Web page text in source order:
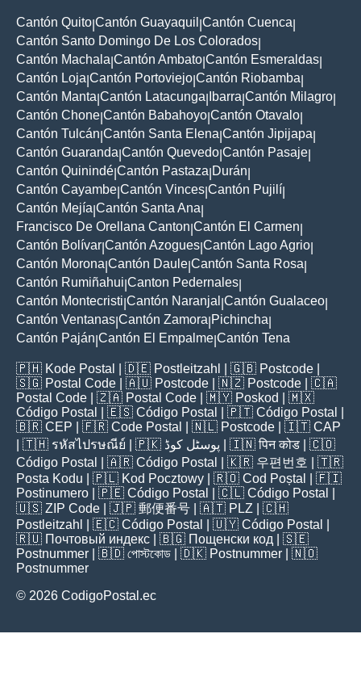
Cantón Quito Cantón Guayaquil Cantón Cuenca
Cantón Santo Domingo De Los Colorados
Cantón Machala Cantón Ambato Cantón Esmeraldas
Cantón Loja Cantón Portoviejo Cantón Riobamba
Cantón Manta Cantón Latacunga Ibarra Cantón Milagro
Cantón Chone Cantón Babahoyo Cantón Otavalo
Cantón Tulcán Cantón Santa Elena Cantón Jipijapa
Cantón Guaranda Cantón Quevedo Cantón Pasaje
Cantón Quinindé Cantón Pastaza Durán
Cantón Cayambe Cantón Vinces Cantón Pujilí
Cantón Mejía Cantón Santa Ana
Francisco De Orellana Canton Cantón El Carmen
Cantón Bolívar Cantón Azogues Cantón Lago Agrio
Cantón Morona Cantón Daule Cantón Santa Rosa
Cantón Rumiñahui Canton Pedernales
Cantón Montecristi Cantón Naranjal Cantón Gualaceo
Cantón Ventanas Cantón Zamora Pichincha
Cantón Paján Cantón El Empalme Cantón Tena
🇵🇭 Kode Postal | 🇩🇪 Postleitzahl | 🇬🇧 Postcode
🇸🇬 Postal Code | 🇦🇺 Postcode | 🇳🇿 Postcode | 🇨🇦
Postal Code | 🇿🇦 Postal Code | 🇲🇾 Poskod
| 🇲🇽
Código Postal
| 🇪🇸 Código Postal | 🇵🇹 Código Postal
🇧🇷 CEP | 🇫🇷 Code Postal | 🇳🇱 Postcode | 🇮🇹 CAP
| 🇹🇭 รหัสไปรษณีย์ | 🇵🇰 پوسٹل کوڈ | 🇮🇳पिन कोड | 🇨🇴
Código Postal
| 🇦🇷 Código Postal | 🇰🇷 우편번호
| 🇹🇷
Posta Kodu | 🇵🇱 Kod Pocztowy | 🇷🇴 Cod Poștal
| 🇫🇮
Postinumero | 🇵🇪 Código Postal | 🇨🇱 Código Postal
🇺🇸 ZIP Code | 🇯🇵 郵便番号 | 🇦🇹 PLZ | 🇨🇭
Postleitzahl
| 🇪🇨 Código Postal | 🇺🇾 Código Postal
🇷🇺 Почтовый индекс | 🇧🇬 Пощенски код | 🇸🇪
Postnummer | 🇧🇩 পোস্টকোড | 🇩🇰 Postnummer | 🇳🇴
Postnummer
© 2026 CodigoPostal.ec